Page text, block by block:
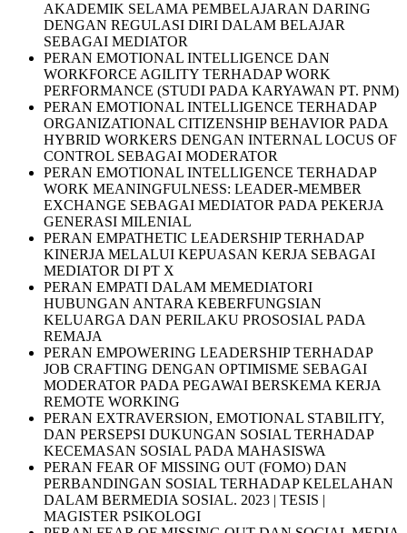
AKADEMIK SELAMA PEMBELAJARAN DARING
DENGAN REGULASI DIRI DALAM BELAJAR
SEBAGAI MEDIATOR
PERAN EMOTIONAL INTELLIGENCE DAN
WORKFORCE AGILITY TERHADAP WORK
PERFORMANCE (STUDI PADA KARYAWAN PT. PNM)
PERAN EMOTIONAL INTELLIGENCE TERHADAP
ORGANIZATIONAL CITIZENSHIP BEHAVIOR PADA
HYBRID WORKERS DENGAN INTERNAL LOCUS OF
CONTROL SEBAGAI MODERATOR
PERAN EMOTIONAL INTELLIGENCE TERHADAP
WORK MEANINGFULNESS: LEADER-MEMBER
EXCHANGE SEBAGAI MEDIATOR PADA PEKERJA
GENERASI MILENIAL
PERAN EMPATHETIC LEADERSHIP TERHADAP
KINERJA MELALUI KEPUASAN KERJA SEBAGAI
MEDIATOR DI PT X
PERAN EMPATI DALAM MEMEDIATORI
HUBUNGAN ANTARA KEBERFUNGSIAN
KELUARGA DAN PERILAKU PROSOSIAL PADA
REMAJA
PERAN EMPOWERING LEADERSHIP TERHADAP
JOB CRAFTING DENGAN OPTIMISME SEBAGAI
MODERATOR PADA PEGAWAI BERSKEMA KERJA
REMOTE WORKING
PERAN EXTRAVERSION, EMOTIONAL STABILITY,
DAN PERSEPSI DUKUNGAN SOSIAL TERHADAP
KECEMASAN SOSIAL PADA MAHASISWA
PERAN FEAR OF MISSING OUT (FOMO) DAN
PERBANDINGAN SOSIAL TERHADAP KELELAHAN
DALAM BERMEDIA SOSIAL. 2023 | TESIS |
MAGISTER PSIKOLOGI